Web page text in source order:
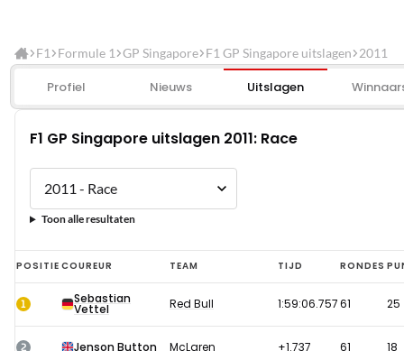
F1 Formule 1 GP Singapore F1 GP Singapore uitslagen 2011
Profiel Nieuws Uitslagen
F1 GP Singapore uitslagen 2011: Race
Toon alle resultaten
F1
GP
Singapore
uitslagen
POSITIE COUREUR TEAM TIJD RONDES
1 Sebastian
Vettel Red Bull 1:59:06.75761 25
2 Jenson Button McLaren +1.737 61 18